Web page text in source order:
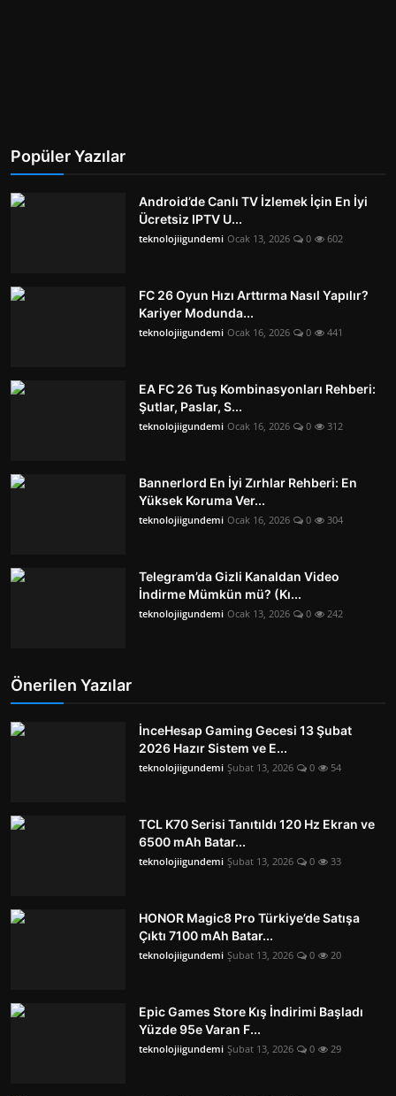
Popüler Yazılar
Android’de Canlı TV İzlemek İçin En İyi
Ücretsiz IPTV U...
teknolojiigundemi Ocak 13, 2026 0 602
FC 26 Oyun Hızı Arttırma Nasıl Yapılır?
Kariyer Modunda...
teknolojiigundemi Ocak 16, 2026 0 441
EA FC 26 Tuş Kombinasyonları Rehberi:
Şutlar, Paslar, S...
teknolojiigundemi Ocak 16, 2026 0 312
Bannerlord En İyi Zırhlar Rehberi: En
Yüksek Koruma Ver...
teknolojiigundemi Ocak 16, 2026 0 304
Telegram’da Gizli Kanaldan Video
İndirme Mümkün mü? (Kı...
teknolojiigundemi Ocak 13, 2026 0 242
Önerilen Yazılar
İnceHesap Gaming Gecesi 13 Şubat
2026 Hazır Sistem ve E...
teknolojiigundemi Şubat 13, 2026 0 54
TCL K70 Serisi Tanıtıldı 120 Hz Ekran ve
6500 mAh Batar...
teknolojiigundemi Şubat 13, 2026 0 33
HONOR Magic8 Pro Türkiye’de Satışa
Çıktı 7100 mAh Batar...
teknolojiigundemi Şubat 13, 2026 0 20
Epic Games Store Kış İndirimi Başladı
Yüzde 95e Varan F...
teknolojiigundemi Şubat 13, 2026 0 29